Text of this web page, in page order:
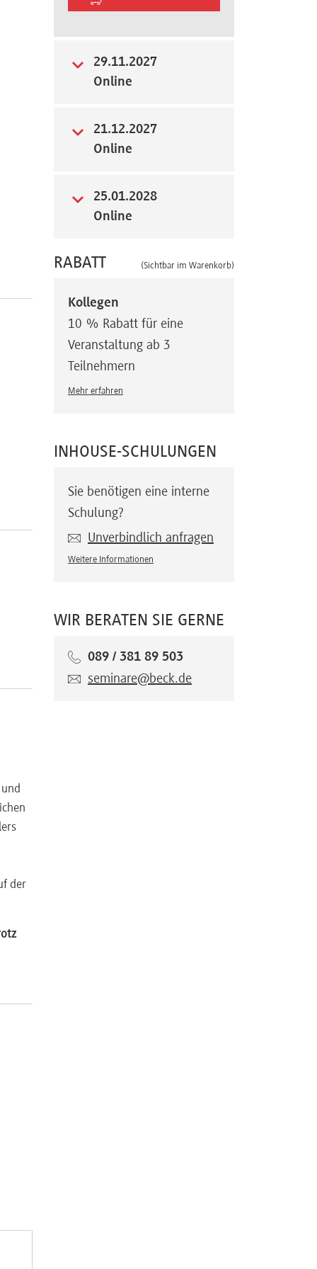
der
29.11.2027
Online
21.12.2027
Online
25.01.2028
Online
RABATT (Sichtbar im Warenkorb)
Kollegen
10 % Rabatt für eine
Veranstaltung ab 3
Teilnehmern
Mehr erfahren
INHOUSE-SCHULUNGEN
Sie benötigen eine interne
Schulung?
Unverbindlich anfragen
Weitere Informationen
WIR BERATEN SIE GERNE
089 / 381 89 503
seminare@beck.de